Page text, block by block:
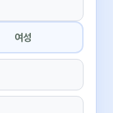
여성